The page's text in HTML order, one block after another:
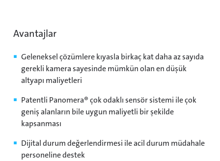
Avantajlar
Geleneksel çözümlere kıyasla birkaç kat daha az sayıda
gerekli kamera sayesinde mümkün olan en düşük
altyapı maliyetleri
Patentli Panomera® çok odaklı sensör sistemi ile çok
geniş alanların bile uygun maliyetli bir şekilde
kapsanması
Dijital durum değerlendirmesi ile acil durum müdahale
personeline destek